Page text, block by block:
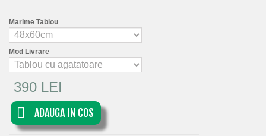
Marime Tablou
Mod Livrare
390 LEI
ADAUGA IN COS